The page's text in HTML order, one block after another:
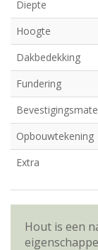
Diepte
Hoogte
Dakbedekking
Fundering
Opbouwtekening
Extra
Hout is een